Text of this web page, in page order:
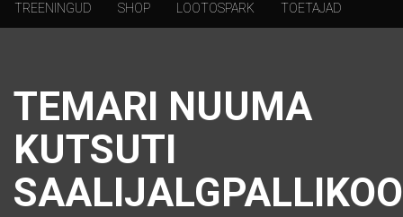
TREENINGUD SHOP LOOTOSPARK TOETAJAD
TEMARI NUUMA
KUTSUTI